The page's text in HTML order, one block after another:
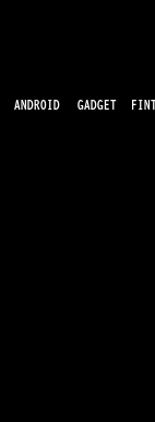
ANDROID GADGET